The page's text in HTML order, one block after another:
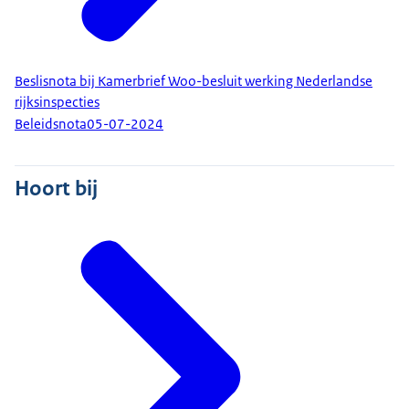
Beslisnota bij Kamerbrief Woo-besluit werking Nederlandse
rijksinspecties
Beleidsnota05-07-2024
Hoort bij